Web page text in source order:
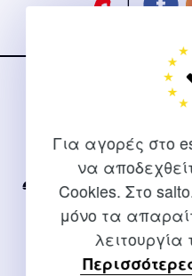
Για αγορές στο
να
Cookies. Στο
μόνο τα
λειτουργία
Για διευκρινίσεις και
2310 267108
info@salto.gr
Αγγελάκη 21,